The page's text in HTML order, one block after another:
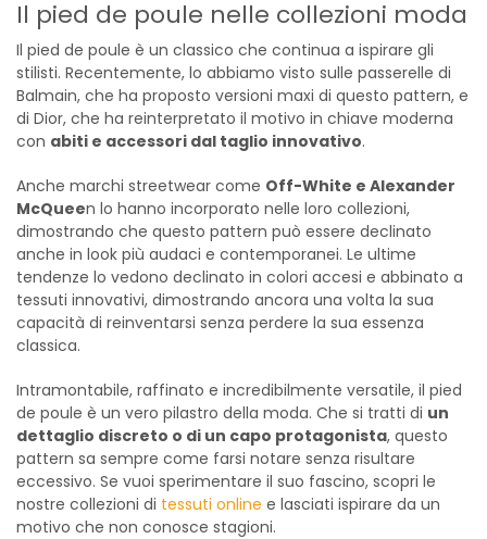
Il pied de poule nelle collezioni moda
Il pied de poule è un classico che continua a ispirare gli
stilisti. Recentemente, lo abbiamo visto sulle passerelle di
Balmain, che ha proposto versioni maxi di questo pattern, e
di Dior, che ha reinterpretato il motivo in chiave moderna
con abiti e accessori dal taglio innovativo.
Anche marchi streetwear come Off-White e Alexander
McQueen lo hanno incorporato nelle loro collezioni,
dimostrando che questo pattern può essere declinato
anche in look più audaci e contemporanei. Le ultime
tendenze lo vedono declinato in colori accesi e abbinato a
tessuti innovativi, dimostrando ancora una volta la sua
capacità di reinventarsi senza perdere la sua essenza
classica.
Intramontabile, raffinato e incredibilmente versatile, il pied
de poule è un vero pilastro della moda. Che si tratti di un
dettaglio discreto o di un capo protagonista, questo
pattern sa sempre come farsi notare senza risultare
eccessivo. Se vuoi sperimentare il suo fascino, scopri le
nostre collezioni di tessuti online e lasciati ispirare da un
motivo che non conosce stagioni.